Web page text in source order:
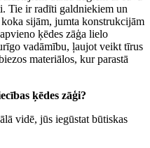
Tie ir radīti galdniekiem un
sijām, jumta konstrukcijām
ķēdes zāģa lielo
vadāmību, ļaujot veikt tīrus
materiālos, kur parastā
ķēdes zāģi?
vidē, jūs iegūstat būtiskas